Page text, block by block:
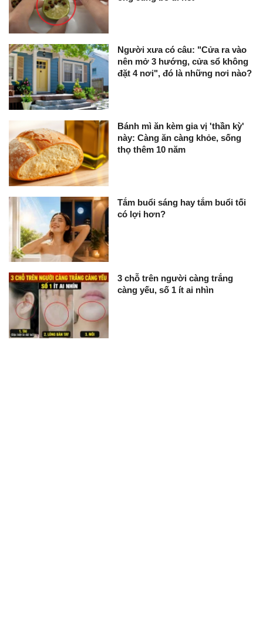
Người xưa có câu: "Cửa ra vào
nên mở 3 hướng, cửa sổ không
đặt 4 nơi", đó là những nơi nào?
Bánh mì ăn kèm gia vị 'thần kỳ'
này: Càng ăn càng khỏe, sống
thọ thêm 10 năm
Tắm buổi sáng hay tắm buổi tối
có lợi hơn?
3 chỗ trên người càng trắng
càng yếu, số 1 ít ai nhìn